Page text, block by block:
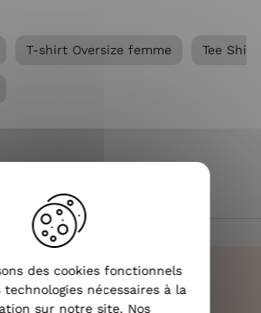
T-shirt Oversize femme Tee
blanc oversize imprimé floral
des cookies fonctionnels
technologies nécessaires à la
sur notre site. Nos